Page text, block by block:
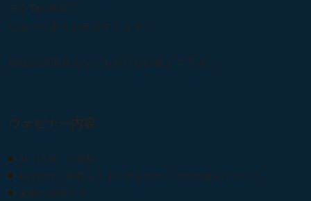
方をTips形式で
皆様の活用方法などもぜひぜひ教えて下さい。
ウェビナー内容
AI（LLM）の種類
AIはなぜ、回答をうまくするのか。その仕組みについて